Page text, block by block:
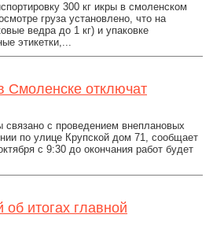
300 кг икры в смоленском
груза установлено, что на
ведра до 1 кг) и упаковке
этикетки,...
Смоленске отключат
с проведением внеплановых
по улице Крупской дом 71, сообщает
с 9:30 до окончания работ будет
итогах главной